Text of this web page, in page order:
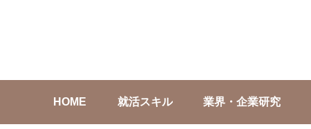
HOME 就活スキル 業界・企業研究